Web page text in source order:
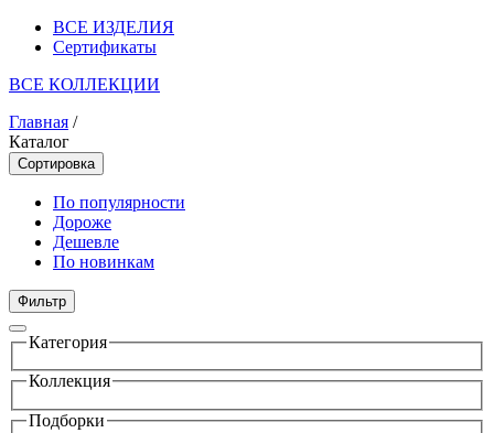
ВСЕ ИЗДЕЛИЯ
Сертификаты
ВСЕ КОЛЛЕКЦИИ
Главная /
Каталог
Сортировка
По популярности
Дороже
Дешевле
По новинкам
Фильтр
Категория
Коллекция
Подборки